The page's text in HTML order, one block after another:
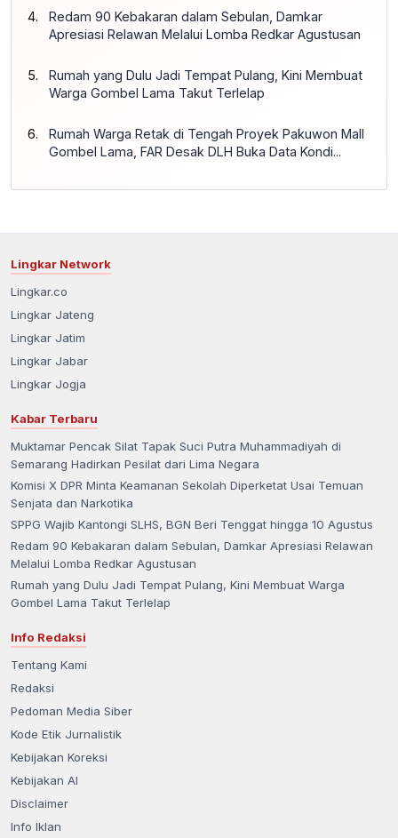
Redam 90 Kebakaran dalam Sebulan, Damkar
Apresiasi Relawan Melalui Lomba Redkar Agustusan
Rumah yang Dulu Jadi Tempat Pulang, Kini Membuat
Warga Gombel Lama Takut Terlelap
Rumah Warga Retak di Tengah Proyek Pakuwon Mall
Gombel Lama, FAR Desak DLH Buka Data Kondi...
Lingkar Network
Lingkar.co
Lingkar Jateng
Lingkar Jatim
Lingkar Jabar
Lingkar Jogja
Kabar Terbaru
Muktamar Pencak Silat Tapak Suci Putra Muhammadiyah di
Semarang Hadirkan Pesilat dari Lima Negara
Komisi X DPR Minta Keamanan Sekolah Diperketat Usai Temuan
Senjata dan Narkotika
SPPG Wajib Kantongi SLHS, BGN Beri Tenggat hingga 10 Agustus
Redam 90 Kebakaran dalam Sebulan, Damkar Apresiasi Relawan
Melalui Lomba Redkar Agustusan
Rumah yang Dulu Jadi Tempat Pulang, Kini Membuat Warga
Gombel Lama Takut Terlelap
Info Redaksi
Tentang Kami
Redaksi
Pedoman Media Siber
Kode Etik Jurnalistik
Kebijakan Koreksi
Kebijakan AI
Disclaimer
Info Iklan